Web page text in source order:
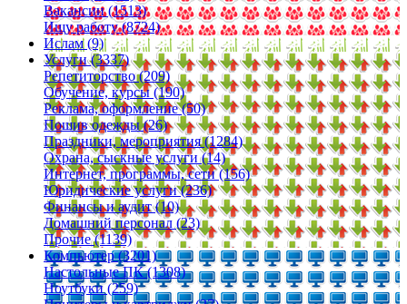
Вакансии (1513)
Ищу работу (8724)
Ислам (9)
Услуги (3337)
Репетиторство (209)
Обучение, курсы (190)
Реклама, оформление (50)
Пошив одежды (26)
Праздники, мероприятия (1284)
Охрана, сыскные услуги (14)
Интернет, программы, сети (156)
Юридические услуги (236)
Финансы и аудит (10)
Домашний персонал (23)
Прочие (1139)
Компьютер (3201)
Настольные ПК (1308)
Ноутбуки (259)